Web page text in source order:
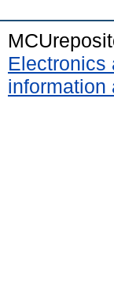
Electronics
information